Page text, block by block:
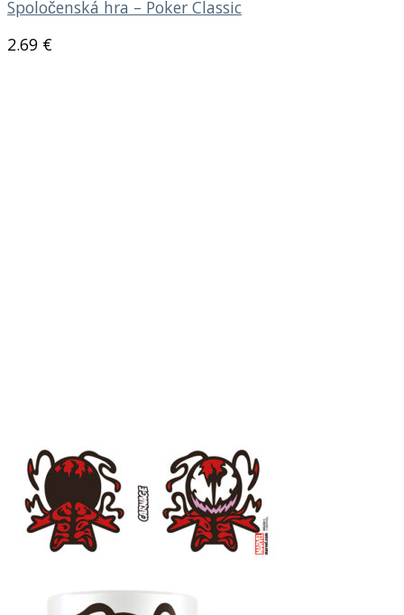
Spoločenská hra – Poker Classic
2.69 €